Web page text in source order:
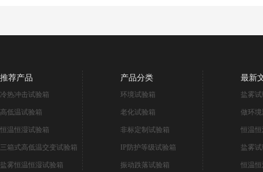
推荐产品
冷热冲击试验箱
高低温试验箱
恒温恒湿试验箱
三箱式高低温交变试验箱
盐雾恒温恒湿试验箱
产品分类
环境试验箱
老化试验箱
非标定制试验箱
IP防护等级试验箱
振动跌落试验箱
最新
盐雾
做环
恒温
盐雾
恒温